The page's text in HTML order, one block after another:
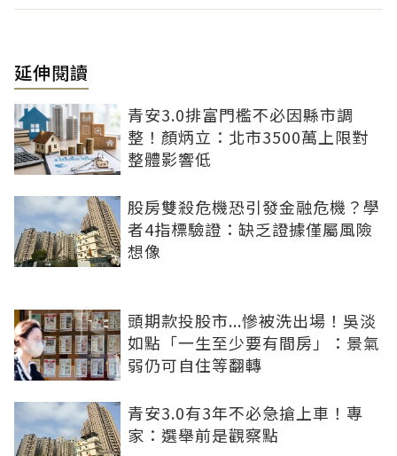
延伸閱讀
青安3.0排富門檻不必因縣市調
整！顏炳立：北市3500萬上限對
整體影響低
股房雙殺危機恐引發金融危機？學
者4指標驗證：缺乏證據僅屬風險
想像
頭期款投股市...慘被洗出場！吳淡
如點「一生至少要有間房」：景氣
弱仍可自住等翻轉
青安3.0有3年不必急搶上車！專
家：選舉前是觀察點